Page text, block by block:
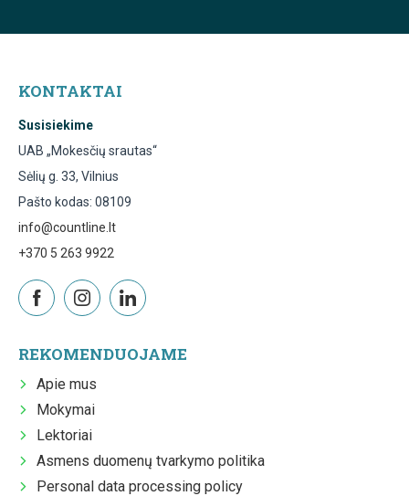
KONTAKTAI
Susisiekime
UAB „Mokesčių srautas“
Sėlių g. 33, Vilnius
Pašto kodas: 08109
info@countline.lt
+370 5 263 9922
REKOMENDUOJAME
Apie mus
Mokymai
Lektoriai
Asmens duomenų tvarkymo politika
Personal data processing policy